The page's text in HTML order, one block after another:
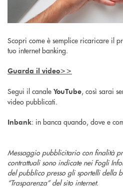
Scopri come è semplice ricaricare il
tuo internet banking.
Guarda il video>>
Segui il canale YouTube, così sarai
video pubblicati.
Inbank: in banca quando, dove e
Messaggio pubblicitario con finalità
contrattuali sono indicate nei Fogli
del pubblico presso gli sportelli della
“Trasparenza” del sito internet.